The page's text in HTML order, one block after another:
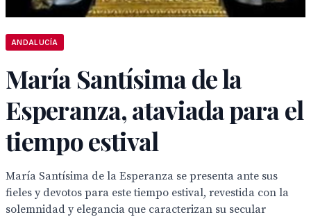
ANDALUCÍA
María Santísima de la
Esperanza, ataviada para el
tiempo estival
María Santísima de la Esperanza se presenta ante sus
fieles y devotos para este tiempo estival, revestida con la
solemnidad y elegancia que caracterizan su secular